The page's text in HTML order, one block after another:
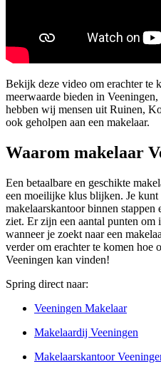
Bekijk deze video om erachter te
meerwaarde bieden in
hebben wij mensen uit Ruinen,
ook geholpen aan een makelaar.
Waarom makelaar
Een betaalbare en geschikte
een moeilijke klus blijken. Je kunt
makelaarskantoor binnen stappen
ziet. Er zijn een aantal punten om
wanneer je zoekt naar een
verder om erachter te komen hoe
Veeningen kan vinden!
Spring direct naar:
Veeningen Makelaar
Makelaardij Veeningen
Makelaarskantoor